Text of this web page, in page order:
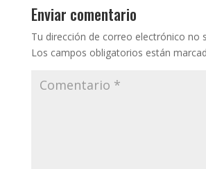
Enviar comentario
Tu dirección de correo electrónico no
Los campos obligatorios están